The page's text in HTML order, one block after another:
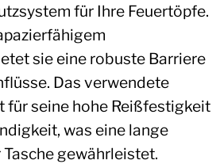
für Ihre Feuertöpfe.
sie eine robuste Barriere
Das verwendete
für seine hohe Reißfestigkeit
was eine lange
gewährleistet.